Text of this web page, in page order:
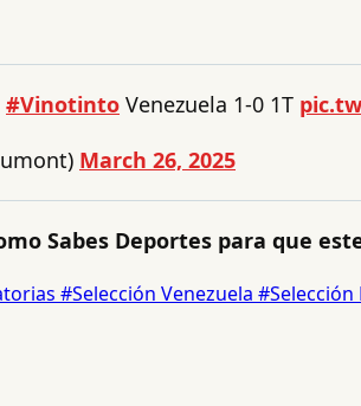
#Vinotinto Venezuela 1-0 1T
March 26, 2025
Sabes Deportes para que
#Selección Venezuela #Selección